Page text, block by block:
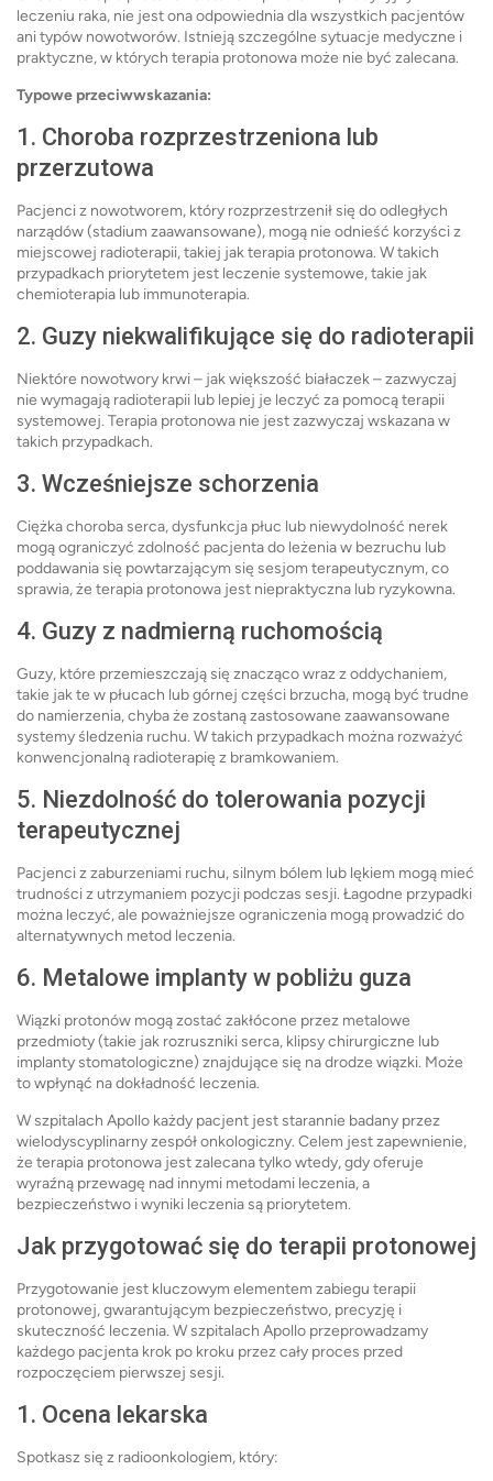
leczeniu raka, nie jest ona odpowiednia dla wszystkich pacjentów
ani typów nowotworów. Istnieją szczególne sytuacje medyczne i
praktyczne, w których terapia protonowa może nie być zalecana.
Typowe przeciwwskazania:
1. Choroba rozprzestrzeniona lub
przerzutowa
Pacjenci z nowotworem, który rozprzestrzenił się do odległych
narządów (stadium zaawansowane), mogą nie odnieść korzyści z
miejscowej radioterapii, takiej jak terapia protonowa. W takich
przypadkach priorytetem jest leczenie systemowe, takie jak
chemioterapia lub immunoterapia.
2. Guzy niekwalifikujące się do radioterapii
Niektóre nowotwory krwi – jak większość białaczek – zazwyczaj
nie wymagają radioterapii lub lepiej je leczyć za pomocą terapii
systemowej. Terapia protonowa nie jest zazwyczaj wskazana w
takich przypadkach.
3. Wcześniejsze schorzenia
Ciężka choroba serca, dysfunkcja płuc lub niewydolność nerek
mogą ograniczyć zdolność pacjenta do leżenia w bezruchu lub
poddawania się powtarzającym się sesjom terapeutycznym, co
sprawia, że terapia protonowa jest niepraktyczna lub ryzykowna.
4. Guzy z nadmierną ruchomością
Guzy, które przemieszczają się znacząco wraz z oddychaniem,
takie jak te w płucach lub górnej części brzucha, mogą być trudne
do namierzenia, chyba że zostaną zastosowane zaawansowane
systemy śledzenia ruchu. W takich przypadkach można rozważyć
konwencjonalną radioterapię z bramkowaniem.
5. Niezdolność do tolerowania pozycji
terapeutycznej
Pacjenci z zaburzeniami ruchu, silnym bólem lub lękiem mogą mieć
trudności z utrzymaniem pozycji podczas sesji. Łagodne przypadki
można leczyć, ale poważniejsze ograniczenia mogą prowadzić do
alternatywnych metod leczenia.
6. Metalowe implanty w pobliżu guza
Wiązki protonów mogą zostać zakłócone przez metalowe
przedmioty (takie jak rozruszniki serca, klipsy chirurgiczne lub
implanty stomatologiczne) znajdujące się na drodze wiązki. Może
to wpłynąć na dokładność leczenia.
W szpitalach Apollo każdy pacjent jest starannie badany przez
wielodyscyplinarny zespół onkologiczny. Celem jest zapewnienie,
że terapia protonowa jest zalecana tylko wtedy, gdy oferuje
wyraźną przewagę nad innymi metodami leczenia, a
bezpieczeństwo i wyniki leczenia są priorytetem.
Jak przygotować się do terapii protonowej
Przygotowanie jest kluczowym elementem zabiegu terapii
protonowej, gwarantującym bezpieczeństwo, precyzję i
skuteczność leczenia. W szpitalach Apollo przeprowadzamy
każdego pacjenta krok po kroku przez cały proces przed
rozpoczęciem pierwszej sesji.
1. Ocena lekarska
Spotkasz się z radioonkologiem, który: